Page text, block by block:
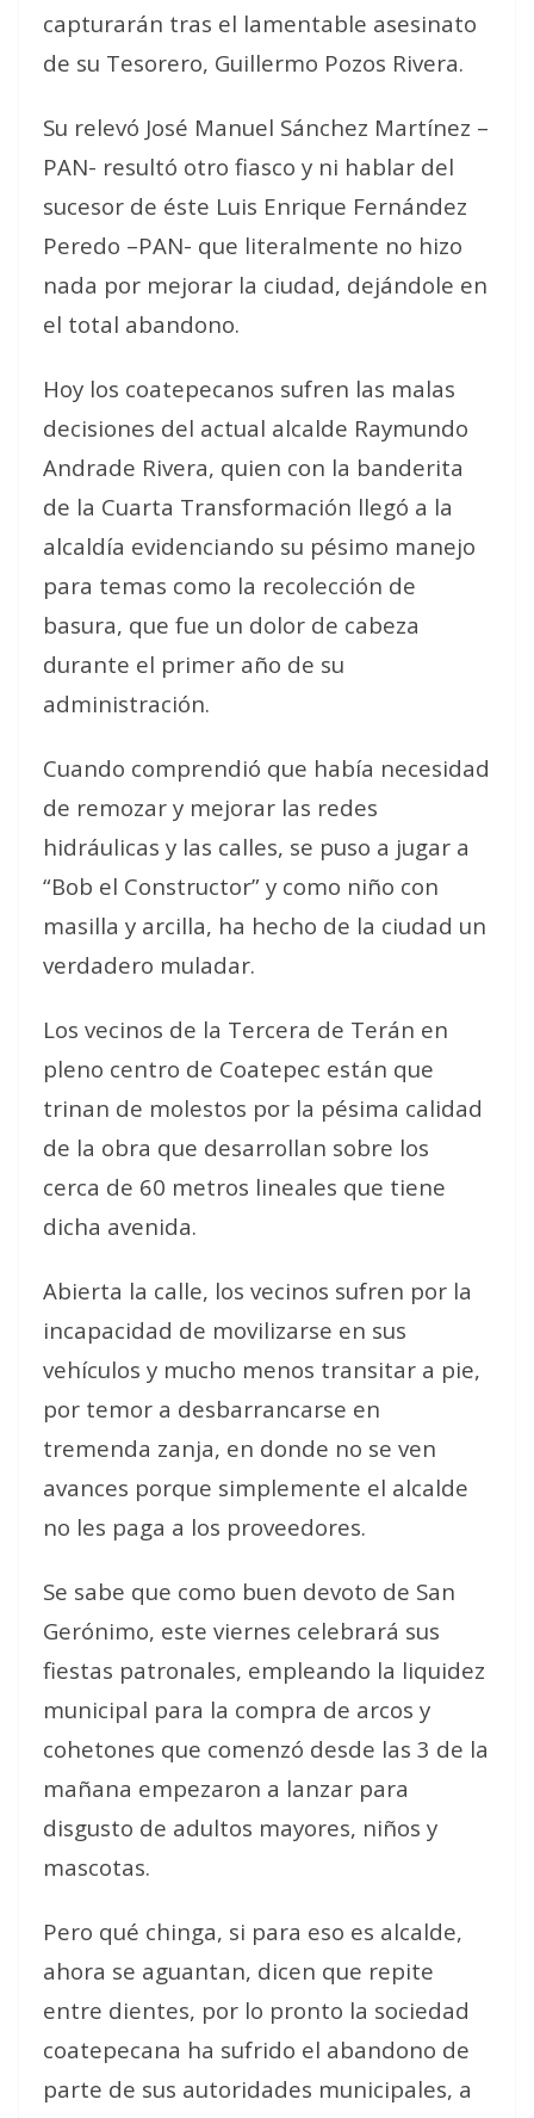
capturarán tras el lamentable asesinato
de su Tesorero, Guillermo Pozos Rivera.
Su relevó José Manuel Sánchez Martínez –
PAN- resultó otro fiasco y ni hablar del
sucesor de éste Luis Enrique Fernández
Peredo –PAN- que literalmente no hizo
nada por mejorar la ciudad, dejándole en
el total abandono.
Hoy los coatepecanos sufren las malas
decisiones del actual alcalde Raymundo
Andrade Rivera, quien con la banderita
de la Cuarta Transformación llegó a la
alcaldía evidenciando su pésimo manejo
para temas como la recolección de
basura, que fue un dolor de cabeza
durante el primer año de su
administración.
Cuando comprendió que había necesidad
de remozar y mejorar las redes
hidráulicas y las calles, se puso a jugar a
“Bob el Constructor” y como niño con
masilla y arcilla, ha hecho de la ciudad un
verdadero muladar.
Los vecinos de la Tercera de Terán en
pleno centro de Coatepec están que
trinan de molestos por la pésima calidad
de la obra que desarrollan sobre los
cerca de 60 metros lineales que tiene
dicha avenida.
Abierta la calle, los vecinos sufren por la
incapacidad de movilizarse en sus
vehículos y mucho menos transitar a pie,
por temor a desbarrancarse en
tremenda zanja, en donde no se ven
avances porque simplemente el alcalde
no les paga a los proveedores.
Se sabe que como buen devoto de San
Gerónimo, este viernes celebrará sus
fiestas patronales, empleando la liquidez
municipal para la compra de arcos y
cohetones que comenzó desde las 3 de la
mañana empezaron a lanzar para
disgusto de adultos mayores, niños y
mascotas.
Pero qué chinga, si para eso es alcalde,
ahora se aguantan, dicen que repite
entre dientes, por lo pronto la sociedad
coatepecana ha sufrido el abandono de
parte de sus autoridades municipales, a